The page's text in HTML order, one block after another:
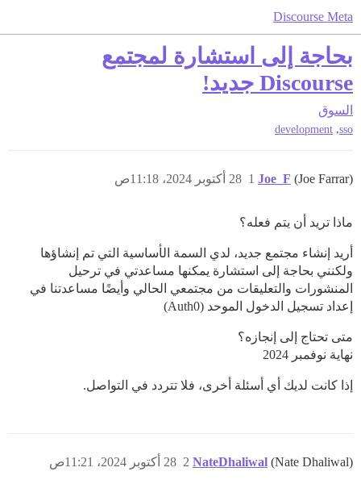
Discourse Meta
بحاجة إلى استشارة لمجتمع
Discourse جديد!
السوق
sso
,
development
Joe_F (Joe Farrar) 28 أكتوبر 2024، 11:18ص 1
ماذا تريد أن يتم فعله؟
أريد إنشاء مجتمع جديد، لدي السمة الأساسية التي تم إنشاؤها
ولكنني بحاجة إلى استشارة يمكنها مساعدتي في ترحيل
المنشورات والتعليقات من مجتمعي الحالي وأيضًا مساعدتنا في
إعداد تسجيل الدخول الموحد (Auth0)
متى تحتاج إلى إنجازه؟
نهاية نوفمبر 2024
إذا كانت لديك أي أسئلة أخرى، فلا تتردد في التواصل.
NateDhaliwal (Nate Dhaliwal) 28 أكتوبر 2024، 11:21ص 2